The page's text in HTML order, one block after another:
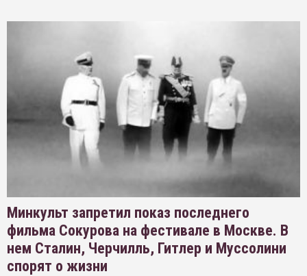
Минкульт запретил показ последнего
фильма Сокурова на фестивале в Москве. В
нем Сталин, Черчилль, Гитлер и Муссолини
спорят о жизни